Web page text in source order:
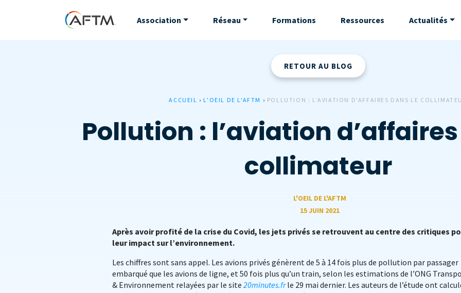
Association Réseau Formations Ressources Actualités
RETOUR AU BLOG
ACCUEIL ›L'OEIL DE L'AFTM › POLLUTION : L’AVIATION D’AFFAIRES DANS LE
Pollution : l’aviation
collimateur
L'OEIL DE L'AFTM
15 JUIN 2021
Après avoir profité de la crise du Covid, les jets privés se retrouvent au centre des critiques
leur impact sur l’environnement.
Les chiffres sont sans appel. Les avions privés génèrent de 5 à 14 fois plus de pollution par passager
embarqué que les avions de ligne, et 50 fois plus qu’un train, selon les estimations de l’ONG
& Environnement relayées par le site 20minutes.frle 29 mai dernier. Les auteurs de l’étude ont